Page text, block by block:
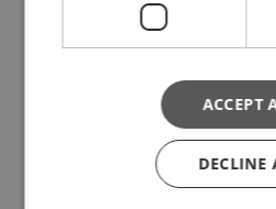
BVD1 en BVD2
Bandvaldempers
ACCEPT
DECLINE